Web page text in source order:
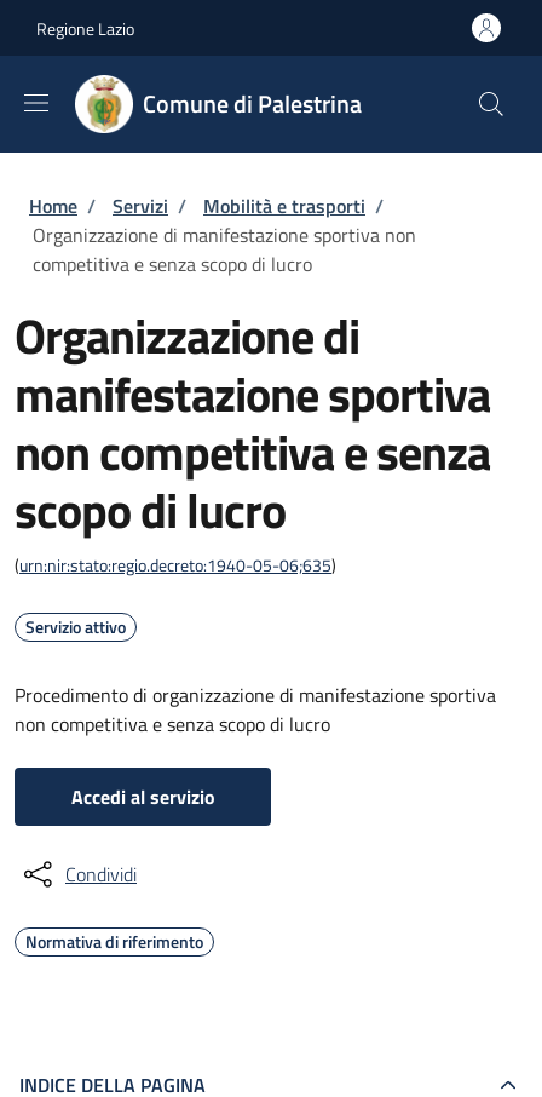
Regione Lazio
Comune di Palestrina
Briciole di pane
Home / Servizi / Mobilità e trasporti /
Organizzazione di manifestazione sportiva non
competitiva e senza scopo di lucro
Organizzazione di
manifestazione sportiva
non competitiva e senza
scopo di lucro
(urn:nir:stato:regio.decreto:1940-05-06;635)
Servizio attivo
Procedimento di organizzazione di manifestazione sportiva
non competitiva e senza scopo di lucro
Accedi al servizio
Condividi
Normativa di riferimento
INDICE DELLA PAGINA